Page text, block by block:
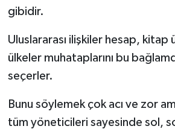
gibidir.
Uluslararası ilişkiler hesap, kitap
ülkeler muhataplarını bu
seçerler.
Bunu söylemek çok acı ve zor
tüm yöneticileri sayesinde sol,